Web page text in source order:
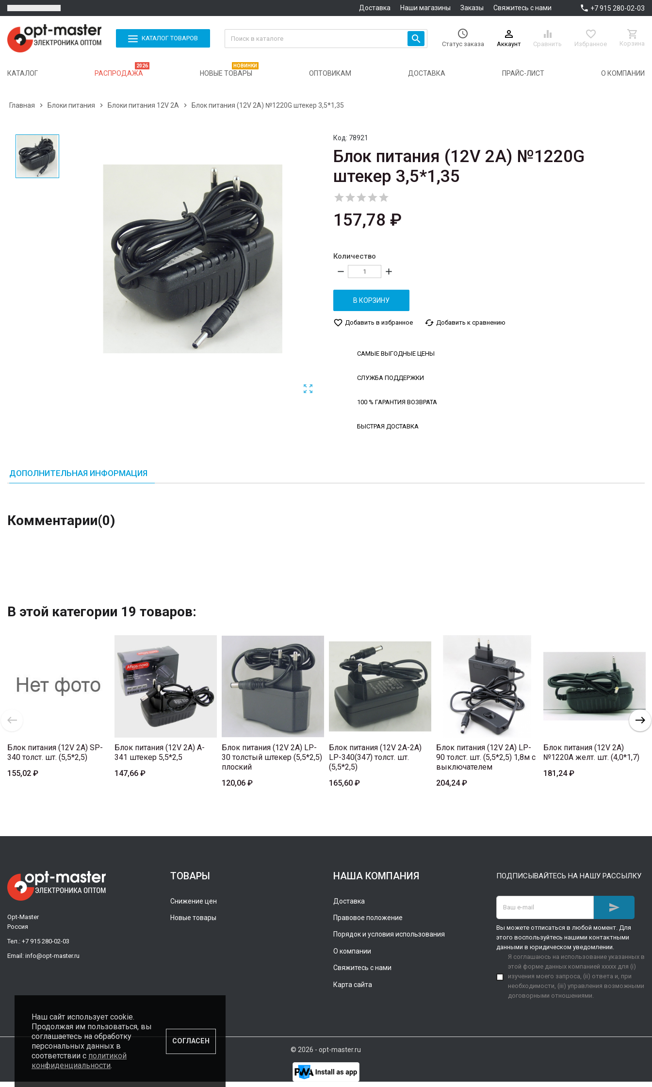
Доставка Наши магазины Заказы Свяжитесь с нами  +7 915 280-02-03
КАТАЛОГ ТОВАРОВ  
Статус заказа

Аккаунт

Сравнить

Избранное

Корзина
КАТАЛОГ РАСПРОДАЖА
2026
НОВЫЕ ТОВАРЫ
НОВИНКИ
ОПТОВИКАМ ДОСТАВКА ПРАЙС-ЛИСТ О КОМПАНИИ
Главная  Блоки питания  Блоки питания 12V 2A  Блок питания (12V 2A) №1220G штекер 3,5*1,35

Код: 78921
Блок питания (12V 2A) №1220G
штекер 3,5*1,35

157,78 ₽
Количество
remove add
В КОРЗИНУ
favorite_border Добавить в избранное cached Добавить к сравнению
САМЫЕ ВЫГОДНЫЕ ЦЕНЫ
СЛУЖБА ПОДДЕРЖКИ
100 % ГАРАНТИЯ ВОЗВРАТА
БЫСТРАЯ ДОСТАВКА
ДОПОЛНИТЕЛЬНАЯ ИНФОРМАЦИЯ
Комментарии(0)
В этой категории 19 товаров:
Блок питания (12V 2A) SP-
340 толст. шт. (5,5*2,5)
155,02 ₽
Блок питания (12V 2A) A-
341 штекер 5,5*2,5
147,66 ₽
Блок питания (12V 2A) LP-
30 толстый штекер (5,5*2,5)
плоский
120,06 ₽
Блок питания (12V 2A-2A)
LP-340(347) толст. шт.
(5,5*2,5)
165,60 ₽
Блок питания (12V 2A) LP-
90 толст. шт. (5,5*2,5) 1,8м с
выключателем
204,24 ₽
Блок питания (12V 2A)
№1220A желт. шт. (4,0*1,7)
181,24 ₽
Opt-Master
Россия
Тел.: +7 915 280-02-03
Email: info@opt-master.ru
ТОВАРЫ
Снижение цен
Новые товары
НАША КОМПАНИЯ
Доставка
Правовое положение
Порядок и условия использования
О компании
Свяжитесь с нами
Карта сайта
ПОДПИСЫВАЙТЕСЬ НА НАШУ РАССЫЛКУ

Вы можете отписаться в любой момент. Для
этого воспользуйтесь нашими контактными
данными в юридическом уведомлении.
Я соглашаюсь на использование указанных в
этой форме данных компанией xxxxx для (i)
изучения моего запроса, (ii) ответа и, при
необходимости, (iii) управления возможными
договорными отношениями.
© 2026 - opt-master.ru
Наш сайт использует cookie.
Продолжая им пользоваться, вы
соглашаетесь на обработку
персональных данных в
соответствии с политикой
конфиденциальности.
СОГЛАСЕН